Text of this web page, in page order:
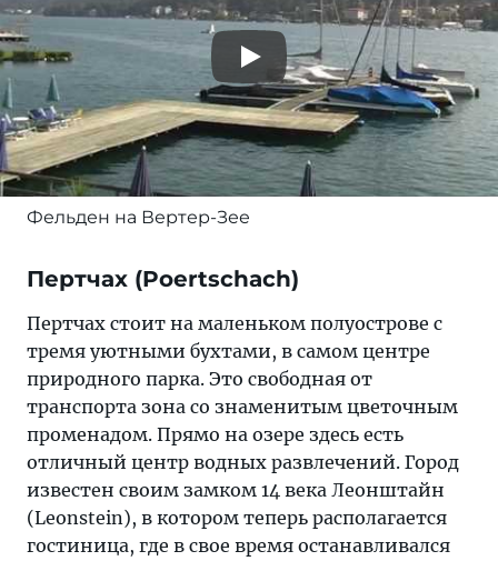
Фельден на Вертер-Зее
Пертчах (Poertschach)
Пертчах стоит на маленьком полуострове с
тремя уютными бухтами, в самом центре
природного парка. Это свободная от
транспорта зона со знаменитым цветочным
променадом. Прямо на озере здесь есть
отличный центр водных развлечений. Город
известен своим замком 14 века Леонштайн
(Leonstein), в котором теперь располагается
гостиница, где в свое время останавливался